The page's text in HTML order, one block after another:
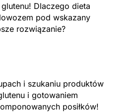
Dlaczego dieta
pod wskazany
rozwiązanie?
i szukaniu produktów
i gotowaniem
posiłków!